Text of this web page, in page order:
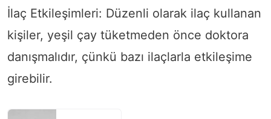
İlaç Etkileşimleri: Düzenli olarak ilaç kullanan
kişiler, yeşil çay tüketmeden önce doktora
danışmalıdır, çünkü bazı ilaçlarla etkileşime
girebilir.